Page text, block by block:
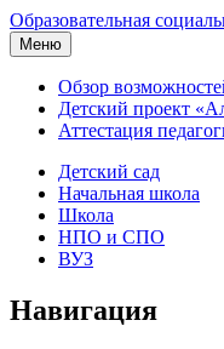
Образовательная
Меню
Обзор
Детский проект
Аттестация
Детский сад
Начальная школа
Школа
НПО и СПО
ВУЗ
Навигация